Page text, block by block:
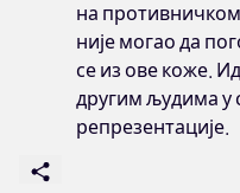
на
није могао да
се из ове коже.
другим људима у
репрезентације.